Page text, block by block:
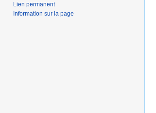
Lien permanent
Information sur la page